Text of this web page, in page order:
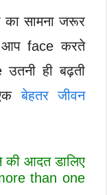
का सामना जरूर
आप face करते
ही बढ़ती
एकबेहतर जीवन
आदत डालिए
than one